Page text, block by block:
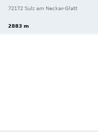
72172 Sulz am Neckar-Glatt
2883 m